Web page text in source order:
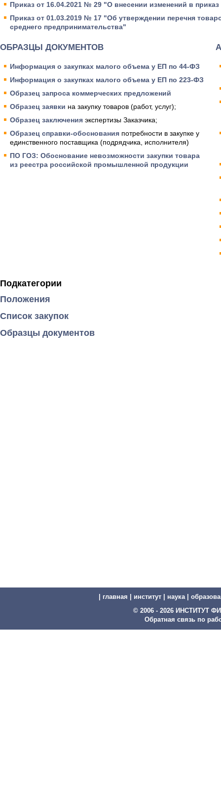
Приказ от 16.04.2021 № 29 "О внесении изменений в
Приказ от 01.03.2019 № 17 "Об утверждении перечня
среднего предпринимательства"
ОБРАЗЦЫ ДОКУМЕНТОВ
Информация о закупках малого объема у ЕП по 44-ФЗ
Информация о закупках малого объема у ЕП по 223-ФЗ
Образец запроса коммерческих предложений
Образец заявки на закупку товаров (работ, услуг);
Образец заключения экспертизы Заказчика;
Образец справки-обоснования потребности в закупке у
единственного поставщика (подрядчика, исполнителя)
ПО ГОЗ: Обоснование невозможности закупки товара
из реестра российской промышленной продукции
Подкатегории
Положения
Список закупок
Образцы документов
главная институт наука|
© 2006 - 2026 ИНСТИТУТ
Обратная связь по